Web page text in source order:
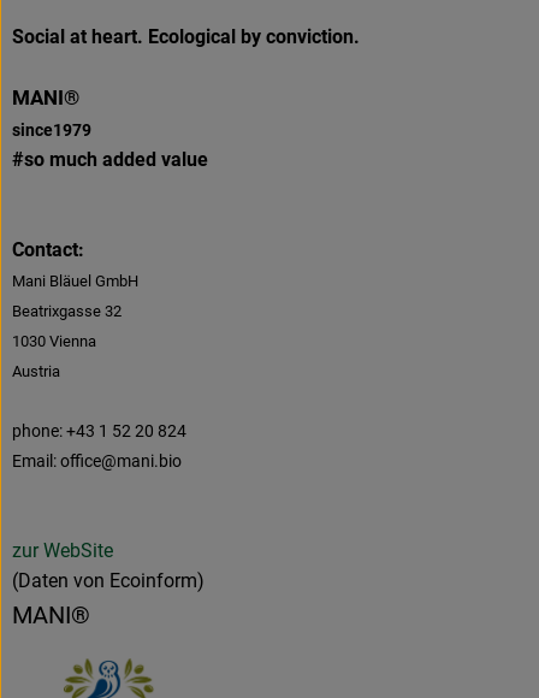
Social at heart. Ecological by conviction.
MANI®
since1979
#so much added value
Contact:
Mani Bläuel GmbH
Beatrixgasse 32
1030 Vienna
Austria
phone: +43 1 52 20 824
Email: office@mani.bio
zur WebSite
(Daten von Ecoinform)
MANI®